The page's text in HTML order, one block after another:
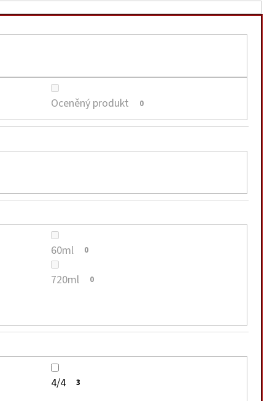
Oceněný produkt 0
60ml 0
720ml 0
4/4 3